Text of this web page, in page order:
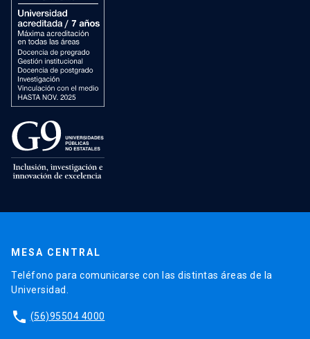
MESA CENTRAL
Teléfono para comunicarse con las distintas áreas de la
Universidad.
phone (56)95504 4000